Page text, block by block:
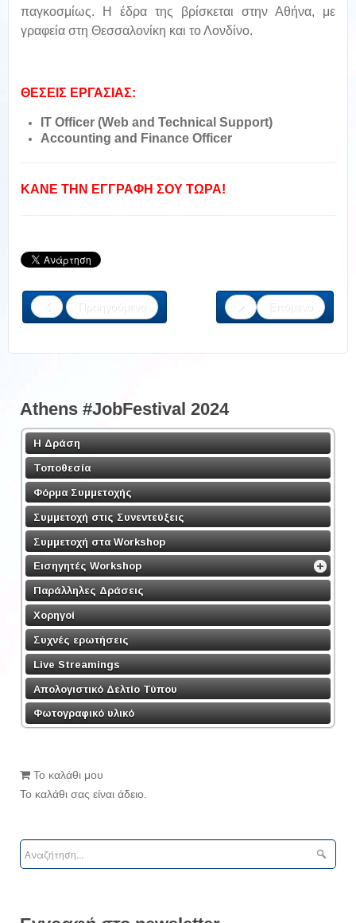
παγκοσμίως. Η έδρα της βρίσκεται στην Αθήνα, με
γραφεία στη Θεσσαλονίκη και το Λονδίνο.
ΘΕΣΕΙΣ ΕΡΓΑΣΙΑΣ:
IT Officer (Web and Technical Support)
Accounting and Finance Officer
ΚΑΝΕ ΤΗΝ ΕΓΓΡΑΦΗ ΣΟΥ ΤΩΡΑ!
Προηγούμενο Επόμενο
Athens #JobFestival 2024
Η Δράση
Τοποθεσία
Φόρμα Συμμετοχής
Συμμετοχή στις Συνεντεύξεις
Συμμετοχή στα Workshop
Εισηγητές Workshop
Παράλληλες Δράσεις
Χορηγοί
Συχνές ερωτήσεις
Live Streamings
Απολογιστικό Δελτίο Τύπου
Φωτογραφικό υλικό
Το καλάθι μου
Το καλάθι σας είναι άδειο.